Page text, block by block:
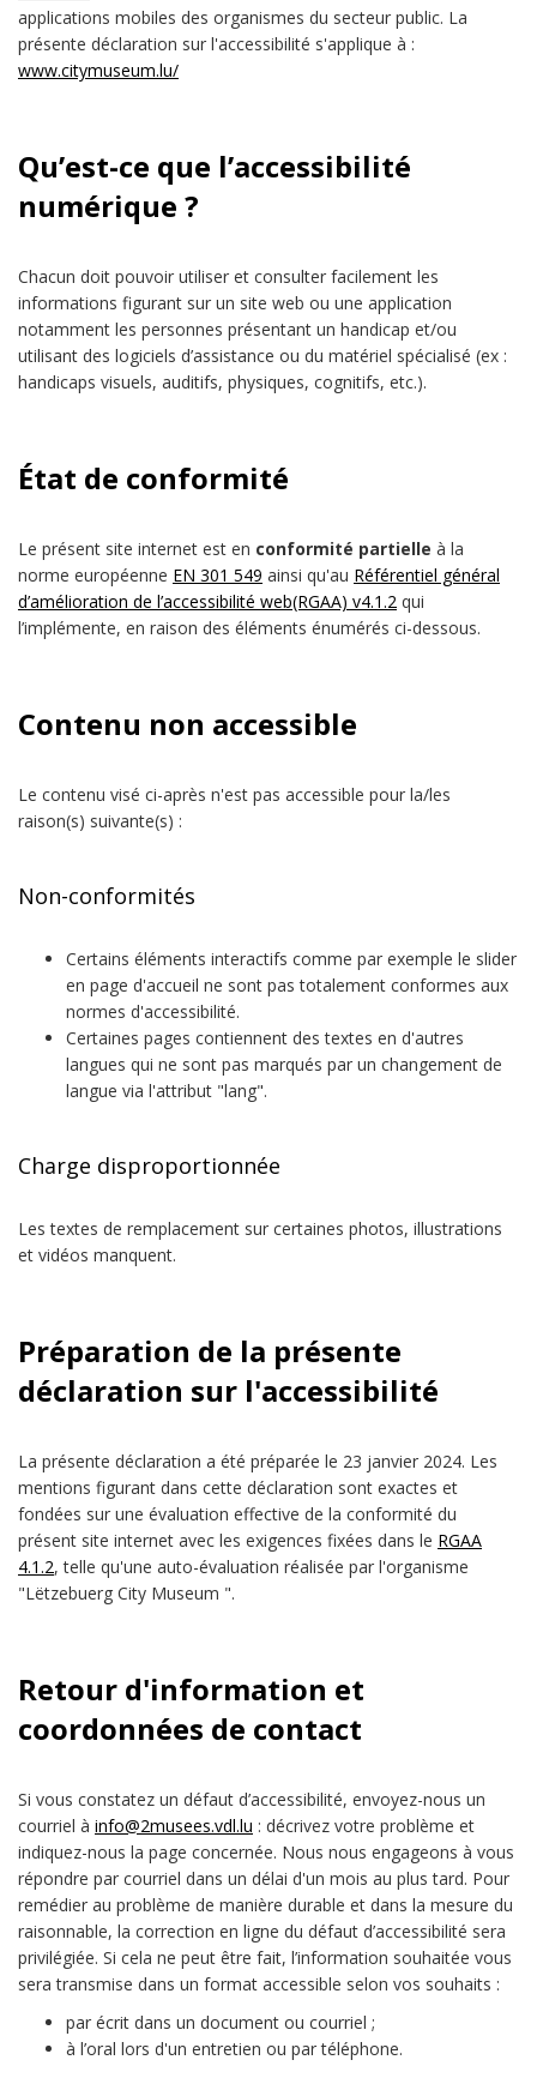
applications mobiles des organismes du secteur public. La
présente déclaration sur l'accessibilité s'applique à :
www.citymuseum.lu/
Qu’est-ce que l’accessibilité
numérique ?
Chacun doit pouvoir utiliser et consulter facilement les
informations figurant sur un site web ou une application
notamment les personnes présentant un handicap et/ou
utilisant des logiciels d’assistance ou du matériel spécialisé (ex :
handicaps visuels, auditifs, physiques, cognitifs, etc.).
État de conformité
Le présent site internet est en conformité partielle à la
norme européenne EN 301 549 ainsi qu'au Référentiel général
d’amélioration de l’accessibilité web(RGAA) v4.1.2 qui
l’implémente, en raison des éléments énumérés ci-dessous.
Contenu non accessible
Le contenu visé ci-après n'est pas accessible pour la/les
raison(s) suivante(s) :
Non-conformités
Certains éléments interactifs comme par exemple le slider
en page d'accueil ne sont pas totalement conformes aux
normes d'accessibilité.
Certaines pages contiennent des textes en d'autres
langues qui ne sont pas marqués par un changement de
langue via l'attribut "lang".
Charge disproportionnée
Les textes de remplacement sur certaines photos, illustrations
et vidéos manquent.
Préparation de la présente
déclaration sur l'accessibilité
La présente déclaration a été préparée le 23 janvier 2024. Les
mentions figurant dans cette déclaration sont exactes et
fondées sur une évaluation effective de la conformité du
présent site internet avec les exigences fixées dans le RGAA
4.1.2, telle qu'une auto-évaluation réalisée par l'organisme
"Lëtzebuerg City Museum ".
Retour d'information et
coordonnées de contact
Si vous constatez un défaut d’accessibilité, envoyez-nous un
courriel à info@2musees.vdl.lu : décrivez votre problème et
indiquez-nous la page concernée. Nous nous engageons à vous
répondre par courriel dans un délai d'un mois au plus tard. Pour
remédier au problème de manière durable et dans la mesure du
raisonnable, la correction en ligne du défaut d’accessibilité sera
privilégiée. Si cela ne peut être fait, l’information souhaitée vous
sera transmise dans un format accessible selon vos souhaits :
par écrit dans un document ou courriel ;
à l’oral lors d'un entretien ou par téléphone.